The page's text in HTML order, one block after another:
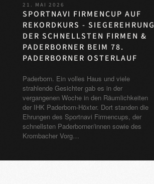
21. MAI 2026
SPORTNAVI FIRMENCUP AUF
REKORDKURS - SIEGEREHRUNG
DER SCHNELLSTEN FIRMEN &
PADERBORNER BEIM 78.
PADERBORNER OSTERLAUF
Paderborn. Ein volles Haus und viele
strahlende Gesichter gab es in der
vergangenen Woche in den Räumlichkeiten
der IHK Paderborn-Höxter. Dort standen die
Ehrungen des Sportnavi Firmencups, der
schnellsten Paderborner/innen sowie des
Krombacher Vorg…